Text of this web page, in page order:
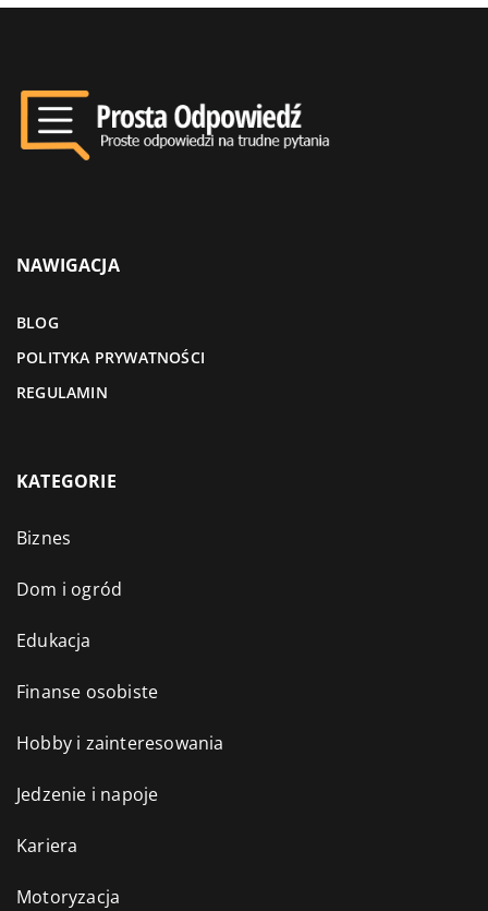
NAWIGACJA
BLOG
POLITYKA PRYWATNOŚCI
REGULAMIN
KATEGORIE
Biznes
Dom i ogród
Edukacja
Finanse osobiste
Hobby i zainteresowania
Jedzenie i napoje
Kariera
Motoryzacja